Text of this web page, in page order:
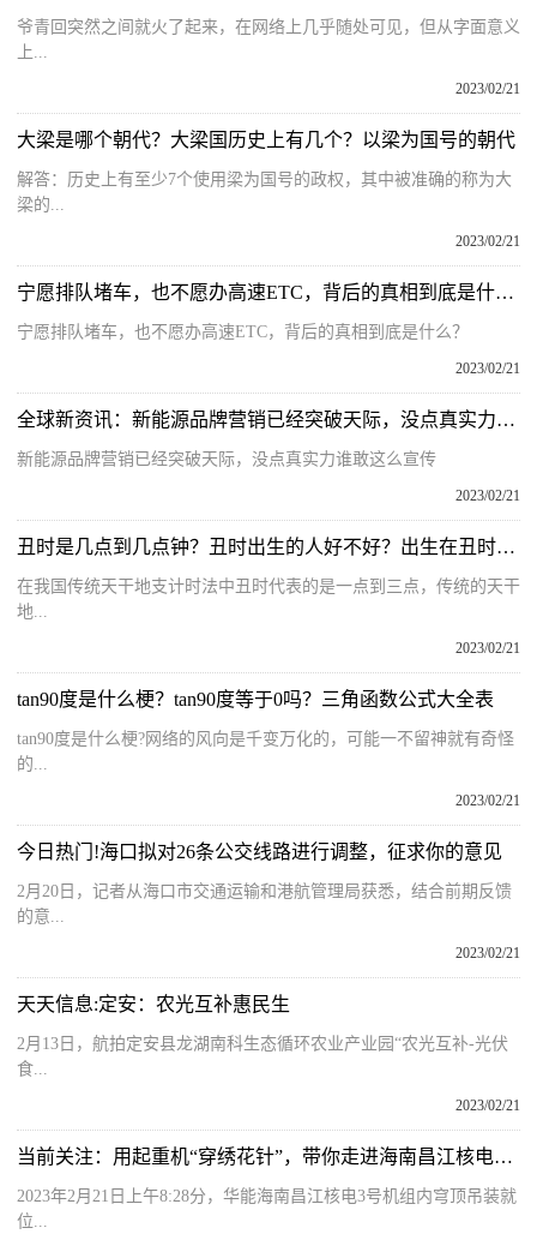
爷青回突然之间就火了起来，在网络上几乎随处可见，但从字面意义
上...
2023/02/21
大梁是哪个朝代？大梁国历史上有几个？以梁为国号的朝代
解答：历史上有至少7个使用梁为国号的政权，其中被准确的称为大
梁的...
2023/02/21
宁愿排队堵车，也不愿办高速ETC，背后的真相到底是什么？
宁愿排队堵车，也不愿办高速ETC，背后的真相到底是什么？
2023/02/21
全球新资讯：新能源品牌营销已经突破天际，没点真实力谁敢这么宣传
新能源品牌营销已经突破天际，没点真实力谁敢这么宣传
2023/02/21
丑时是几点到几点钟？丑时出生的人好不好？出生在丑时的人命运
在我国传统天干地支计时法中丑时代表的是一点到三点，传统的天干
地...
2023/02/21
tan90度是什么梗？tan90度等于0吗？三角函数公式大全表
tan90度是什么梗?网络的风向是千变万化的，可能一不留神就有奇怪
的...
2023/02/21
今日热门!海口拟对26条公交线路进行调整，征求你的意见
2月20日，记者从海口市交通运输和港航管理局获悉，结合前期反馈
的意...
2023/02/21
天天信息:定安：农光互补惠民生
2月13日，航拍定安县龙湖南科生态循环农业产业园“农光互补-光伏
食...
2023/02/21
当前关注：用起重机“穿绣花针”，带你走进海南昌江核电3号机组内穹顶吊装现场，感受大国重器的硬核实力！
2023年2月21日上午8:28分，华能海南昌江核电3号机组内穹顶吊装就
位...